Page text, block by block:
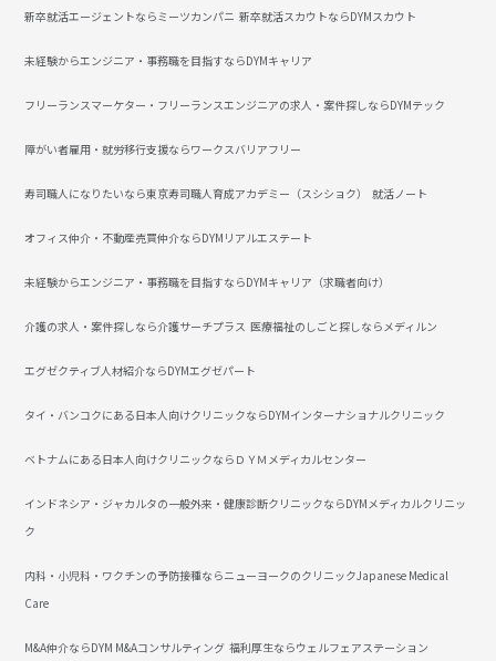
新卒就活エージェントならミーツカンパニ 新卒就活スカウトならDYMスカウト
未経験からエンジニア・事務職を目指すならDYMキャリア
フリーランスマーケター・フリーランスエンジニアの求人・案件探しならDYMテック
障がい者雇用・就労移行支援ならワークスバリアフリー
寿司職人になりたいなら東京寿司職人育成アカデミー（スシショク） 就活ノート
オフィス仲介・不動産売買仲介ならDYMリアルエステート
未経験からエンジニア・事務職を目指すならDYMキャリア（求職者向け）
介護の求人・案件探しなら介護サーチプラス 医療福祉のしごと探しならメディルン
エグゼクティブ人材紹介ならDYMエグゼパート
タイ・バンコクにある日本人向けクリニックならDYMインターナショナルクリニック
ベトナムにある日本人向けクリニックならＤＹＭメディカルセンター
インドネシア・ジャカルタの一般外来・健康診断クリニックならDYMメディカルクリニッ
ク
内科・小児科・ワクチンの予防接種ならニューヨークのクリニックJapanese Medical
Care
M&A仲介ならDYM M&Aコンサルティング 福利厚生ならウェルフェアステーション